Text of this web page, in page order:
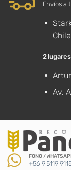
Envíos a
2
Av.
FONO /
+56 9 5119 9115